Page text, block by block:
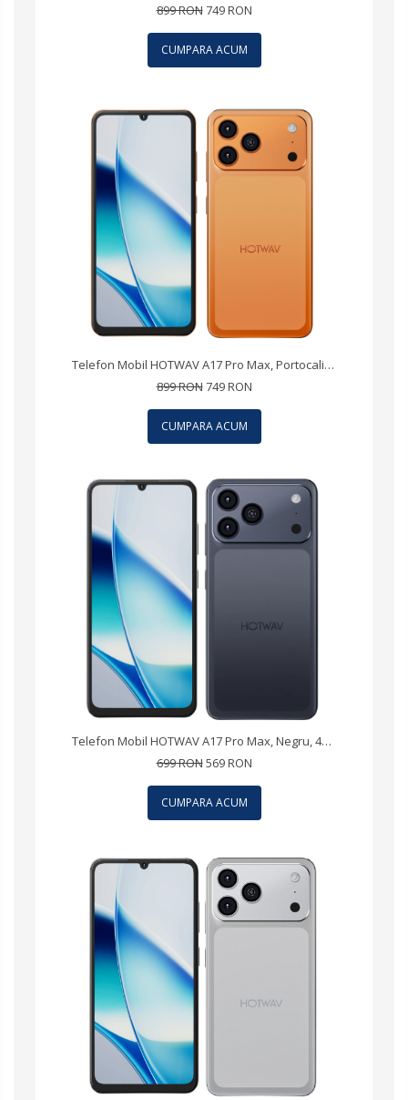
899 RON749 RON
CUMPARA ACUM
Telefon Mobil HOTWAV A17 Pro Max, Portocaliu, 4G LTE, Ecran 6.75" 120Hz, 16GB RAM (4GB + 12GB extensibili), 256GB, Android 15, 5160mAh, Dual SIM
899 RON749 RON
CUMPARA ACUM
Telefon Mobil HOTWAV A17 Pro Max, Negru, 4G LTE, Ecran 6.75" 120Hz, 12GB RAM (3GB + 9GB extensibili), 64GB, Android 15, 5160mAh, Dual SIM
699 RON569 RON
CUMPARA ACUM